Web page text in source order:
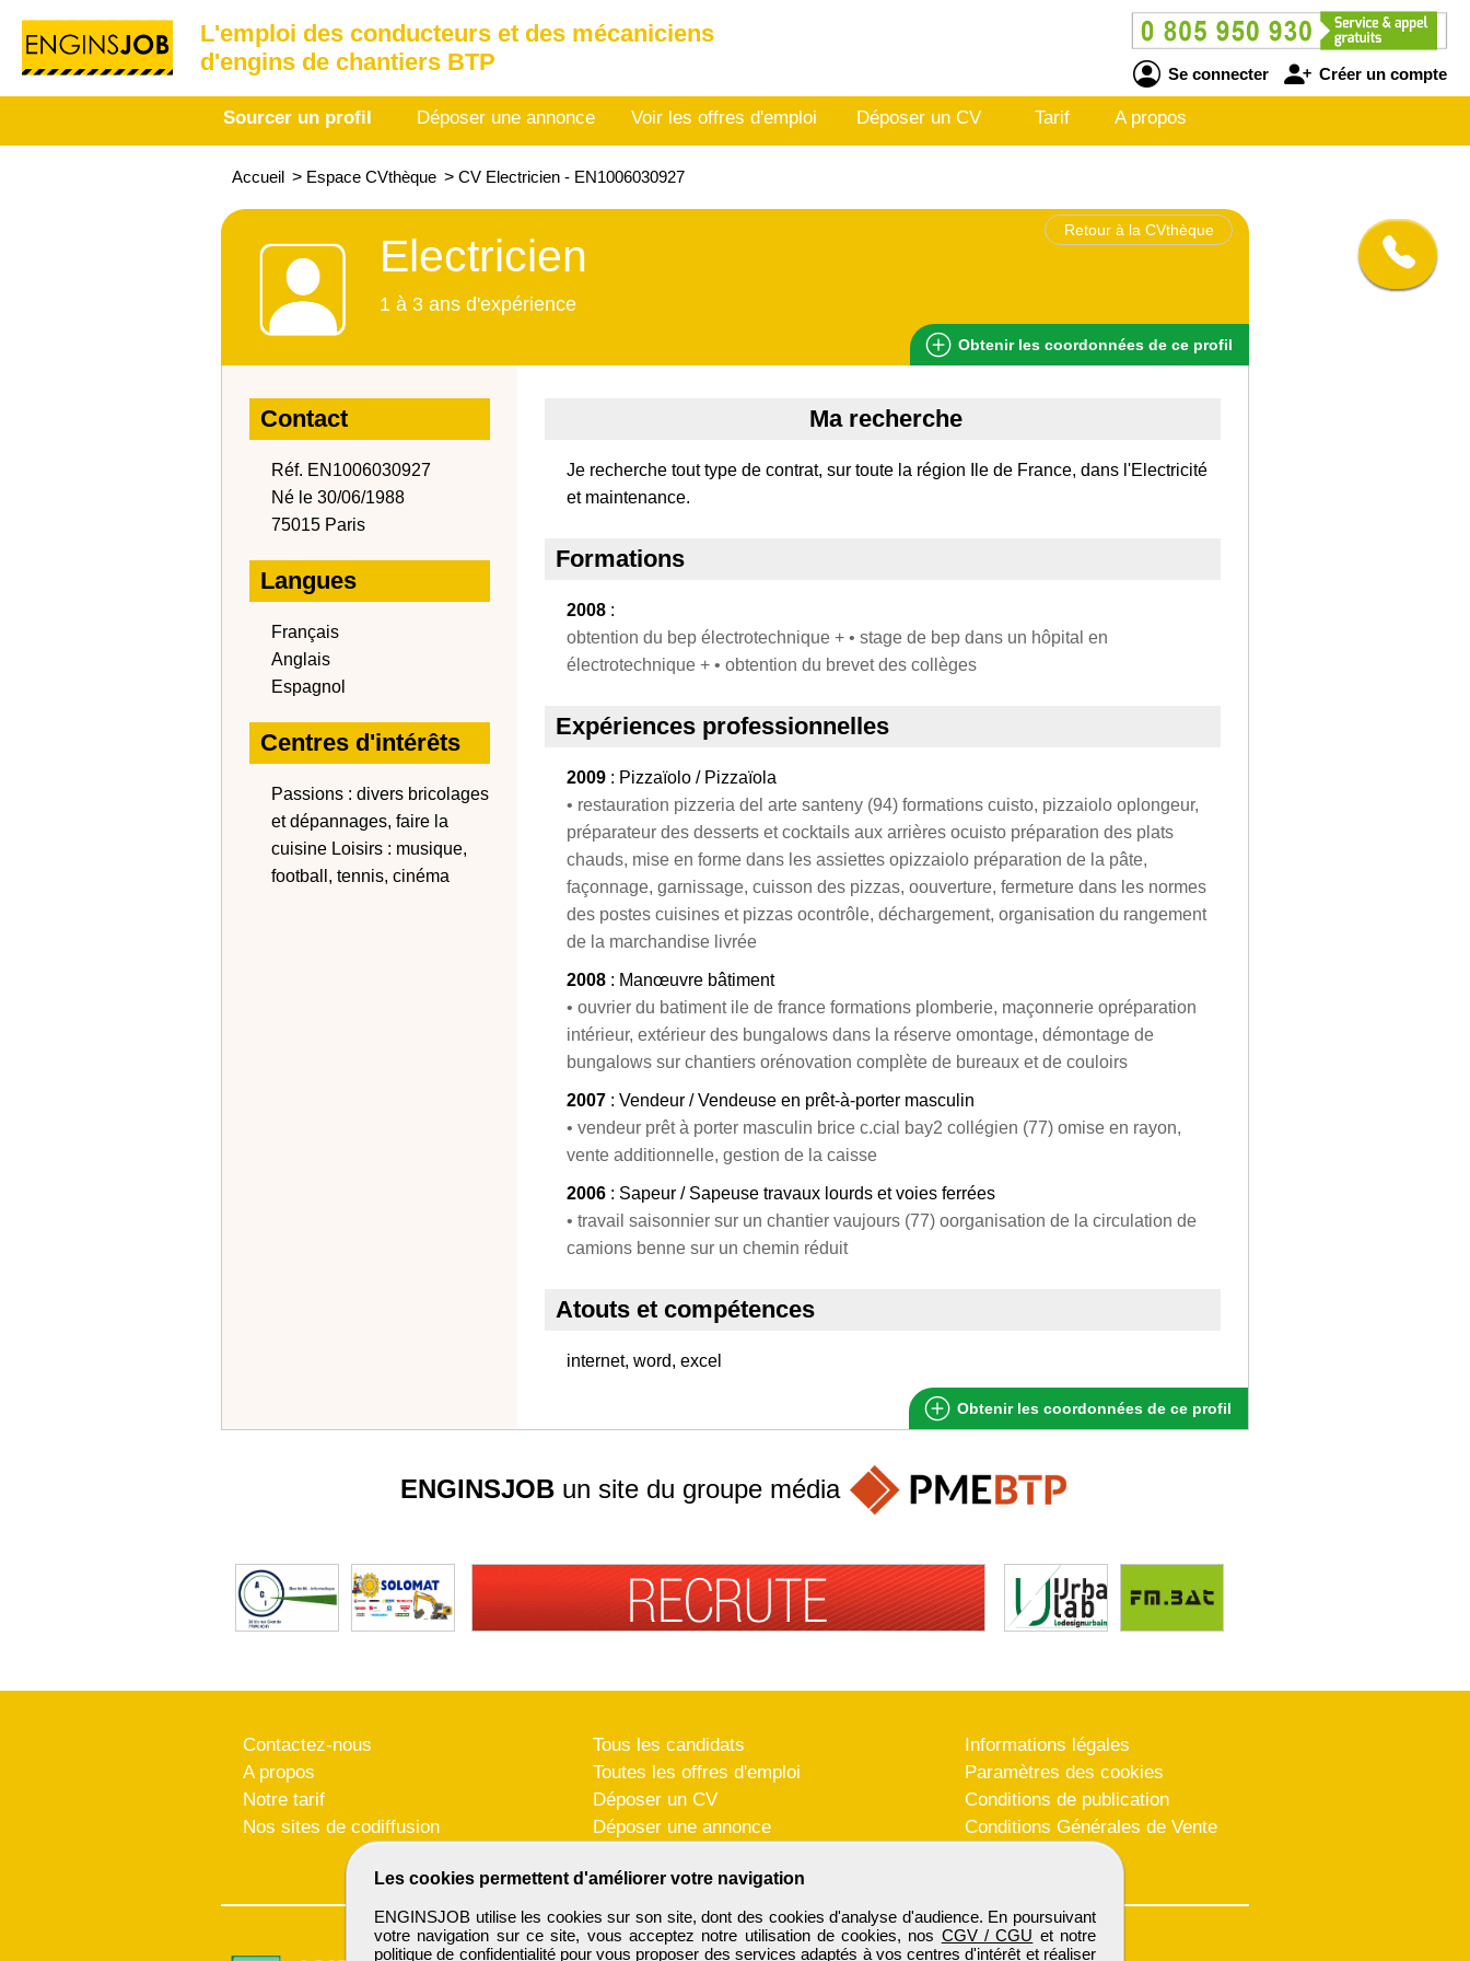
L'emploi des conducteurs et des mécaniciens
d'engins de chantiers BTP
Se connecter Créer un compte
Sourcer un profil Déposer une annonce Voir les offres d'emploi Déposer un CV Tarif A propos
Accueil > Espace CVthèque > CV Electricien - EN1006030927
Retour à la CVthèque
Electricien
1 à 3 ans d'expérience
Obtenir les coordonnées de ce profil
Contact
Réf. EN1006030927
Né le 30/06/1988
75015 Paris
Langues
Français
Anglais
Espagnol
Centres d'intérêts
Passions : divers bricolages
et dépannages, faire la
cuisine Loisirs : musique,
football, tennis, cinéma
Ma recherche
Je recherche tout type de contrat, sur toute la région Ile de France, dans l'Electricité
et maintenance.
Formations
2008 :
obtention du bep électrotechnique + • stage de bep dans un hôpital en
électrotechnique + • obtention du brevet des collèges
Expériences professionnelles
2009 : Pizzaïolo / Pizzaïola
• restauration pizzeria del arte santeny (94) formations cuisto, pizzaiolo oplongeur,
préparateur des desserts et cocktails aux arrières ocuisto préparation des plats
chauds, mise en forme dans les assiettes opizzaiolo préparation de la pâte,
façonnage, garnissage, cuisson des pizzas, oouverture, fermeture dans les normes
des postes cuisines et pizzas ocontrôle, déchargement, organisation du rangement
de la marchandise livrée
2008 : Manœuvre bâtiment
• ouvrier du batiment ile de france formations plomberie, maçonnerie opréparation
intérieur, extérieur des bungalows dans la réserve omontage, démontage de
bungalows sur chantiers orénovation complète de bureaux et de couloirs
2007 : Vendeur / Vendeuse en prêt-à-porter masculin
• vendeur prêt à porter masculin brice c.cial bay2 collégien (77) omise en rayon,
vente additionnelle, gestion de la caisse
2006 : Sapeur / Sapeuse travaux lourds et voies ferrées
• travail saisonnier sur un chantier vaujours (77) oorganisation de la circulation de
camions benne sur un chemin réduit
Atouts et compétences
internet, word, excel
Obtenir les coordonnées de ce profil
Les cookies permettent d'améliorer votre navigation
ENGINSJOB utilise les cookies sur son site, dont des cookies d'analyse d'audience. En poursuivant
votre navigation sur ce site, vous acceptez notre utilisation de cookies, nos CGV / CGU et notre
politique de confidentialitépour vous proposer des services adaptés à vos centres d'intérêt et réaliser
ENGINSJOB un site du groupe média
Contactez-nous
A propos
Notre tarif
Nos sites de codiffusion
Tous les candidats
Toutes les offres d'emploi
Déposer un CV
Déposer une annonce
Informations légales
Paramètres des cookies
Conditions de publication
Conditions Générales de Vente